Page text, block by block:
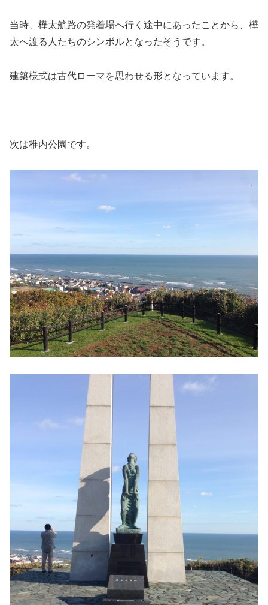
当時、樺太航路の発着場へ行く途中にあったことから、樺
太へ渡る人たちのシンボルとなったそうです。
建築様式は古代ローマを思わせる形となっています。
次は稚内公園です。